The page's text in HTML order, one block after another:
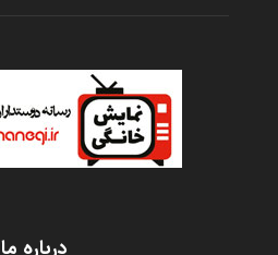
درباره ما